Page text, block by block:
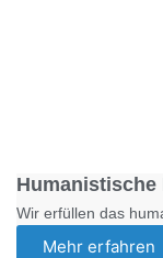
Humanistische
Wir erfüllen das
Mehr erfahren